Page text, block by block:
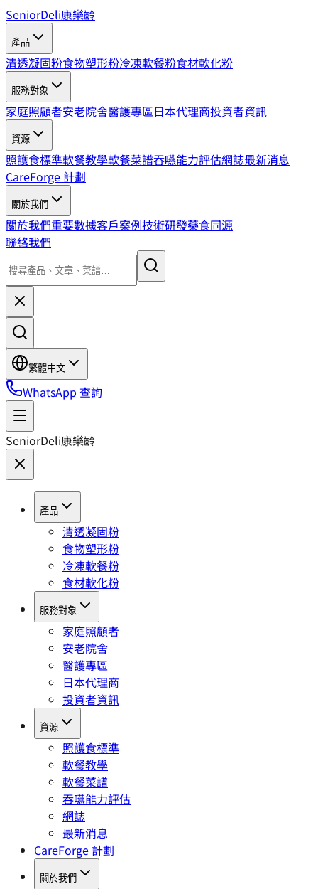
SeniorDeli康樂齡
產品
清透凝固粉食物塑形粉冷凍軟餐粉食材軟化粉
服務對象
家庭照顧者安老院舍醫護專區日本代理商投資者資訊
資源
照護食標準軟餐教學軟餐菜譜吞嚥能力評估網誌最新消息
CareForge 計劃
關於我們
關於我們重要數據客戶案例技術研發藥食同源
聯絡我們
繁體中文
WhatsApp 查詢
SeniorDeli康樂齡
產品
清透凝固粉
食物塑形粉
冷凍軟餐粉
食材軟化粉
服務對象
家庭照顧者
安老院舍
醫護專區
日本代理商
投資者資訊
資源
照護食標準
軟餐教學
軟餐菜譜
吞嚥能力評估
網誌
最新消息
CareForge 計劃
關於我們